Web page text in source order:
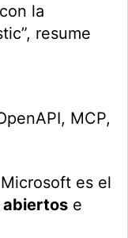
la
resume
MCP,
es el
abiertos e